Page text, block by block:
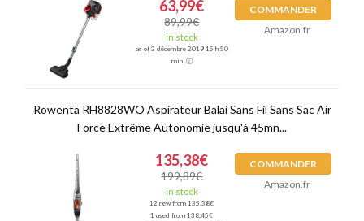
63,99€
89,99€
in stock
as of 3 décembre 2019 15 h 50
min
COMMANDER
Amazon.fr
Rowenta RH8828WO Aspirateur Balai Sans Fil Sans Sac Air
Force Extrême Autonomie jusqu'à 45mn...
135,38€
199,89€
in stock
12 new from 135,38€
1 used from 138,45€
COMMANDER
Amazon.fr